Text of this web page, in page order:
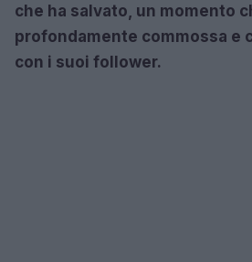
che ha salvato, un momento
profondamente commossa e
con i suoi follower.